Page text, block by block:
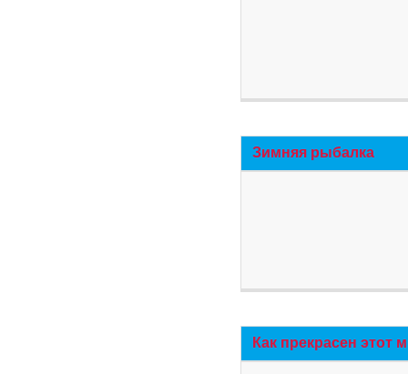
Зимняя рыбалка
Как прекрасен этот